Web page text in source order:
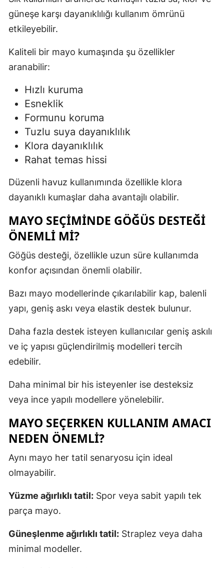
güneşe karşı dayanıklılığı kullanım ömrünü
etkileyebilir.
Kaliteli bir mayo kumaşında şu özellikler
aranabilir:
Hızlı kuruma
Esneklik
Formunu koruma
Tuzlu suya dayanıklılık
Klora dayanıklılık
Rahat temas hissi
Düzenli havuz kullanımında özellikle klora
dayanıklı kumaşlar daha avantajlı olabilir.
MAYO SEÇIMINDE GÖĞÜS DESTEĞI
ÖNEMLI MI?
Göğüs desteği, özellikle uzun süre kullanımda
konfor açısından önemli olabilir.
Bazı mayo modellerinde çıkarılabilir kap, balenli
yapı, geniş askı veya elastik destek bulunur.
Daha fazla destek isteyen kullanıcılar geniş askılı
ve iç yapısı güçlendirilmiş modelleri tercih
edebilir.
Daha minimal bir his isteyenler ise desteksiz
veya ince yapılı modellere yönelebilir.
MAYO SEÇERKEN KULLANIM AMACI
NEDEN ÖNEMLI?
Aynı mayo her tatil senaryosu için ideal
olmayabilir.
Yüzme ağırlıklı tatil: Spor veya sabit yapılı tek
parça mayo.
Güneşlenme ağırlıklı tatil: Straplez veya daha
minimal modeller.